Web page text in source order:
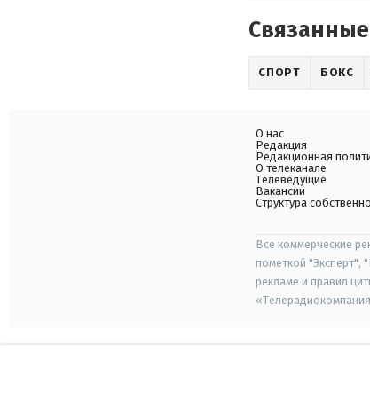
СПОРТ БОКС
О нас
Редакция
Редакционная
О телеканале
Телеведущие
Вакансии
Структура
Все коммерческие
пометкой "Эксперт",
рекламе и правил